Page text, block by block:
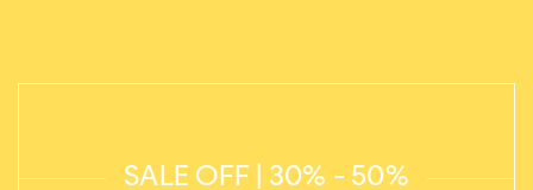
SALE OFF | 30% - 50%